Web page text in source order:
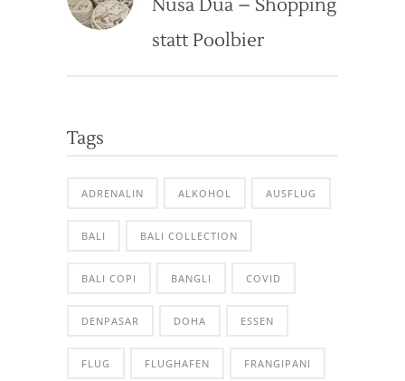
Nusa Dua – Shopping
statt Poolbier
Tags
ADRENALIN ALKOHOL AUSFLUG
BALI BALI COLLECTION
BALI COPI BANGLI COVID
DENPASAR DOHA ESSEN
FLUG FLUGHAFEN FRANGIPANI